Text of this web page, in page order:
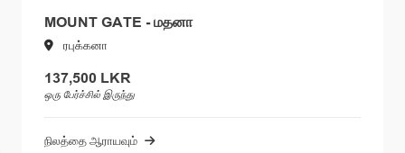
MOUNT GATE - மதனா
ரபுக்கனா
137,500 LKR
ஒரு பேர்ச்சில் இருந்து
நிலத்தை ஆராயவும்